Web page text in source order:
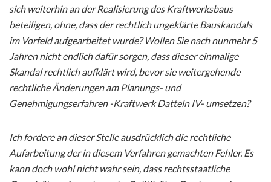
sich weiterhin an der Realisierung des Kraftwerksbaus
beteiligen, ohne, dass der rechtlich ungeklärte Bauskandals
im Vorfeld aufgearbeitet wurde? Wollen Sie nach nunmehr 5
Jahren nicht endlich dafür sorgen, dass dieser einmalige
Skandal rechtlich aufklärt wird, bevor sie weitergehende
rechtliche Änderungen am Planungs- und
Genehmigungserfahren -Kraftwerk Datteln IV- umsetzen?
Ich fordere an dieser Stelle ausdrücklich die rechtliche
Aufarbeitung der in diesem Verfahren gemachten Fehler. Es
kann doch wohl nicht wahr sein, dass rechtsstaatliche